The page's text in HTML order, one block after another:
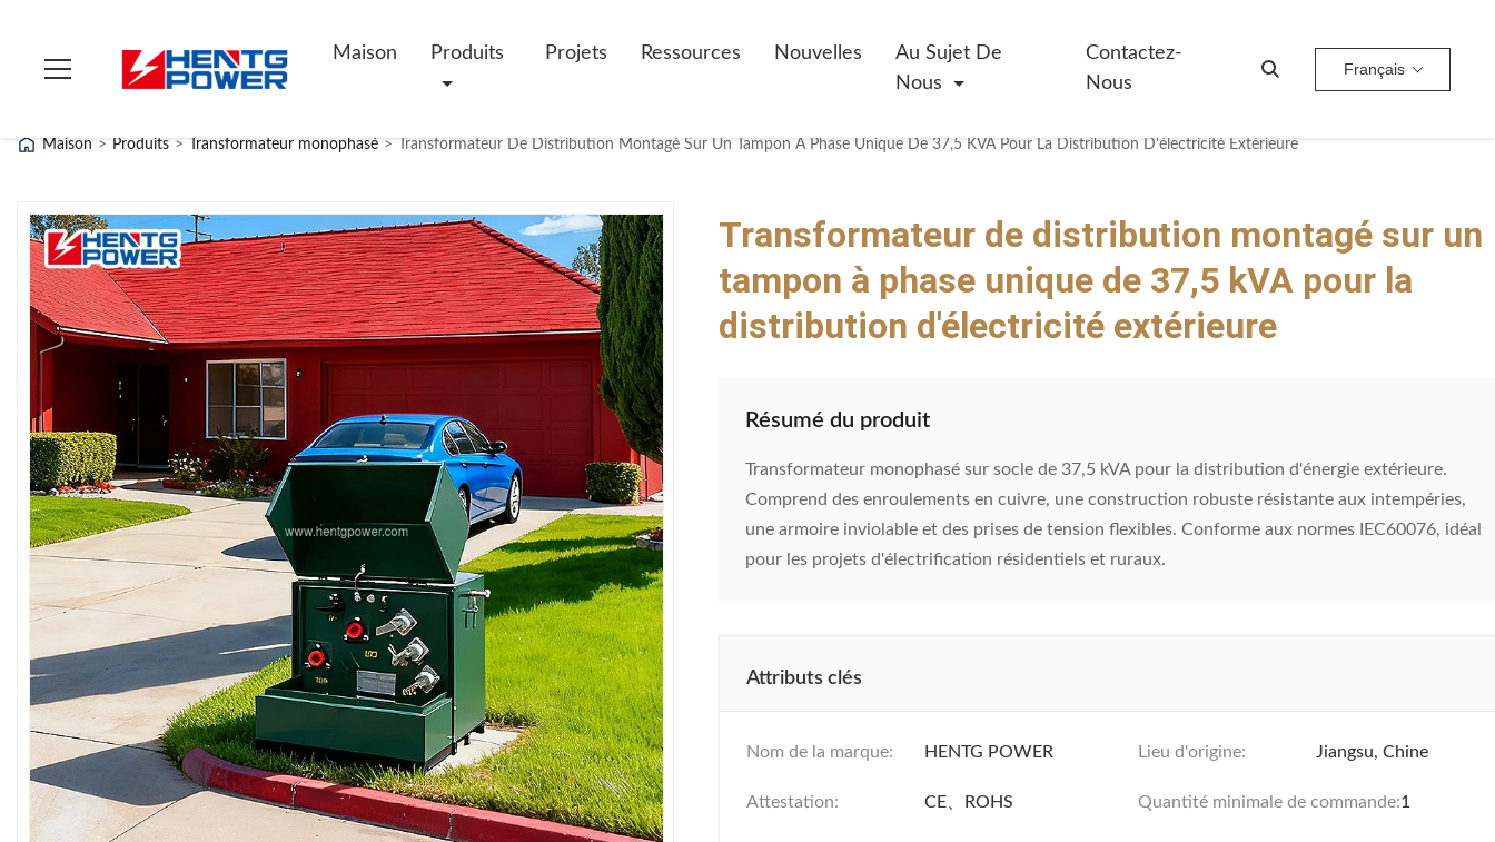
Maison Produits Projets Ressources Nouvelles
Au Sujet De
Nous
Contactez-
Nous
Français
Maison > Produits > Transformateur monophasé > Transformateur De Distribution Montagé Sur Un Tampon À Phase Unique De 37,5 KVA Pour La Distribution D'électricité Extérieure
Transformateur de distribution montagé sur un
tampon à phase unique de 37,5 kVA pour la
distribution d'électricité extérieure
Résumé du produit
Transformateur monophasé sur socle de 37,5 kVA pour la distribution d'énergie extérieure.
Comprend des enroulements en cuivre, une construction robuste résistante aux intempéries,
une armoire inviolable et des prises de tension flexibles. Conforme aux normes IEC60076, idéal
pour les projets d'électrification résidentiels et ruraux.
Attributs clés
Nom de la marque: HENTG POWER Lieu d'origine: Jiangsu, Chine
Attestation: CE、ROHS Quantité minimale de commande:1